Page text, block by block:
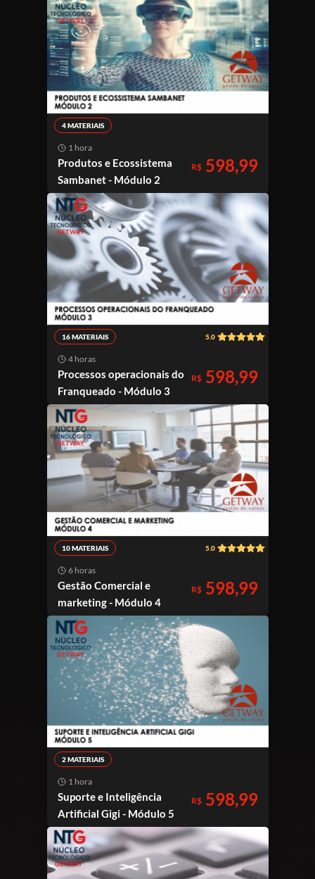
4 MATERIAIS
1 hora
Produtos e Ecossistema
Sambanet - Módulo 2
R$598,99
16 MATERIAIS 5.0
4 horas
Processos operacionais do
Franqueado - Módulo 3
R$598,99
10 MATERIAIS 5.0
6 horas
Gestão Comercial e
marketing - Módulo 4
R$598,99
2 MATERIAIS
1 hora
Suporte e Inteligência
Artificial Gigi - Módulo 5
R$598,99